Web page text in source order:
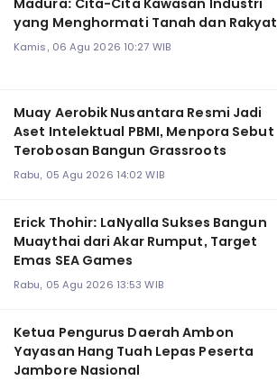
Madura: Cita-Cita Kawasan Industri
yang Menghormati Tanah dan Rakyat
Kamis, 06 Agu 2026 10:27 WIB
Muay Aerobik Nusantara Resmi Jadi
Aset Intelektual PBMI, Menpora Sebut
Terobosan Bangun Grassroots
Rabu, 05 Agu 2026 14:02 WIB
Erick Thohir: LaNyalla Sukses Bangun
Muaythai dari Akar Rumput, Target
Emas SEA Games
Rabu, 05 Agu 2026 13:53 WIB
Ketua Pengurus Daerah Ambon
Yayasan Hang Tuah Lepas Peserta
Jambore Nasional